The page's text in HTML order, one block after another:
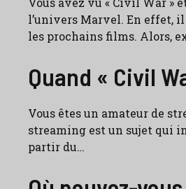
l’univers Marvel. En effet,
les prochains films. Alors,
Quand « Civil
Vous êtes un amateur de
streaming est un sujet qui
partir du…